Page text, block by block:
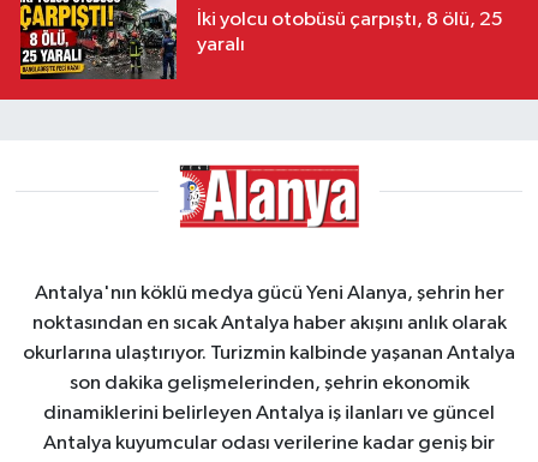
İki yolcu otobüsü çarpıştı, 8 ölü, 25
yaralı
Antalya'nın köklü medya gücü Yeni Alanya, şehrin her
noktasından en sıcak Antalya haber akışını anlık olarak
okurlarına ulaştırıyor. Turizmin kalbinde yaşanan Antalya
son dakika gelişmelerinden, şehrin ekonomik
dinamiklerini belirleyen Antalya iş ilanları ve güncel
Antalya kuyumcular odası verilerine kadar geniş bir